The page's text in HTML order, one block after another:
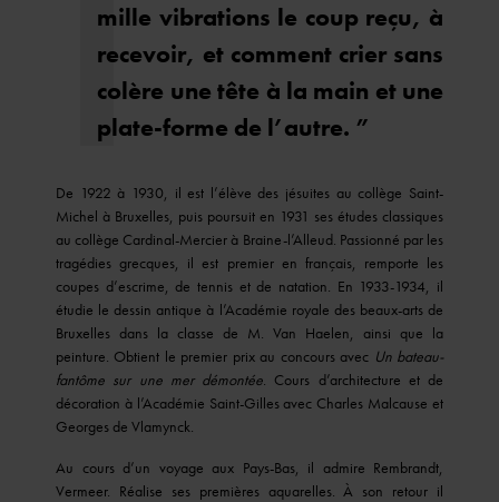
mille vibrations le coup reçu, à
recevoir, et comment crier sans
colère une tête à la main et une
plate-forme de l’autre. ”
De 1922 à 1930, il est l’élève des jésuites au collège Saint-
Michel à Bruxelles, puis poursuit en 1931 ses études classiques
au collège Cardinal-Mercier à Braine-l’Alleud. Passionné par les
tragédies grecques, il est premier en français, remporte les
coupes d’escrime, de tennis et de natation. En 1933-1934, il
étudie le dessin antique à l’Académie royale des beaux-arts de
Bruxelles dans la classe de M. Van Haelen, ainsi que la
peinture. Obtient le premier prix au concours avec Un bateau-
fantôme sur une mer démontée. Cours d’architecture et de
décoration à l’Académie Saint-Gilles avec Charles Malcause et
Georges de Vlamynck.
Au cours d’un voyage aux Pays-Bas, il admire Rembrandt,
Vermeer. Réalise ses premières aquarelles. À son retour il